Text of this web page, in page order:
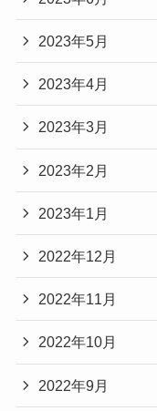
2023年5月
2023年4月
2023年3月
2023年2月
2023年1月
2022年12月
2022年11月
2022年10月
2022年9月